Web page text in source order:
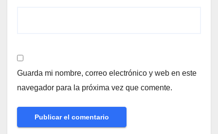
Guarda mi nombre, correo electrónico y web en este
navegador para la próxima vez que comente.